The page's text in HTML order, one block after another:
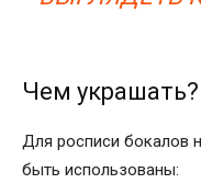
Чем украшать?
Для росписи бокалов
быть использованы: